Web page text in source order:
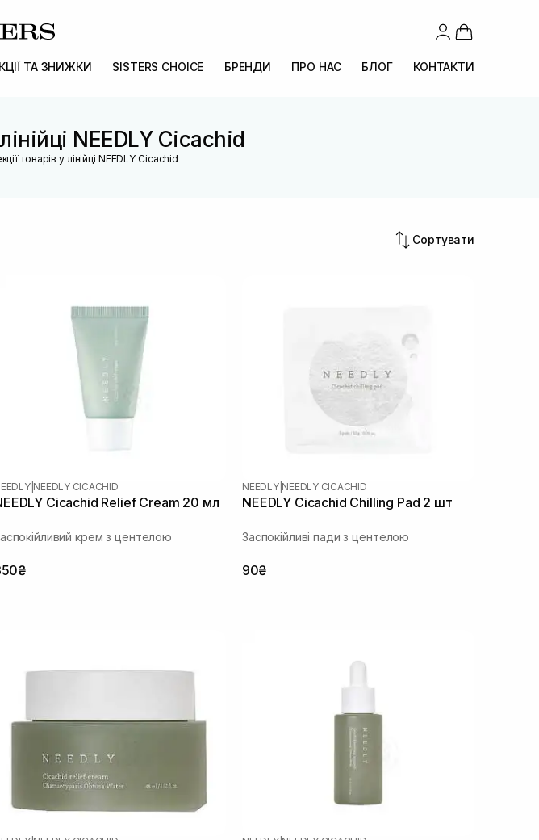
ТА ЗНИЖКИ SISTERS CHOICE БРЕНДИ ПРО НАС БЛОГ КОНТАКТИ
NEEDLY Cicachid
товарів у лінійці NEEDLY Cicachid
Сортувати
| NEEDLY CICACHID
Cicachid Relief Cream 20 мл
крем з центелою
NEEDLY| NEEDLY CICACHID
NEEDLY Cicachid Chilling Pad 2 шт
Заспокійливі пади з центелою
90₴